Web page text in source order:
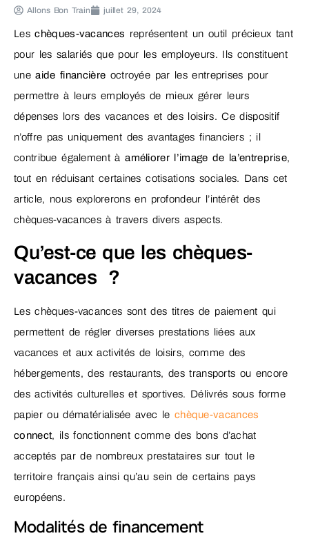
Allons Bon Train juillet 29, 2024
Leschèques-vacances représentent un outil précieux tant
pour les salariés que pour les employeurs. Ils constituent
uneaide financière octroyée par les entreprises pour
permettre à leurs employés de mieux gérer leurs
dépenses lors des vacances et des loisirs. Ce dispositif
n’offre pas uniquement des avantages financiers ; il
contribue également àaméliorer l’image de la’entreprise,
tout en réduisant certaines cotisations sociales. Dans cet
article, nous explorerons en profondeur l’intérêt des
chèques-vacances à travers divers aspects.
Qu’est-ce que les chèques-
vacances ?
Les chèques-vacances sont des titres de paiement qui
permettent de régler diverses prestations liées aux
vacances et aux activités de loisirs, comme des
hébergements, des restaurants, des transports ou encore
des activités culturelles et sportives. Délivrés sous forme
papier ou dématérialisée avec le chèque-vacances
connect, ils fonctionnent comme des bons d’achat
acceptés par de nombreux prestataires sur tout le
territoire français ainsi qu’au sein de certains pays
européens.
Modalités de financement